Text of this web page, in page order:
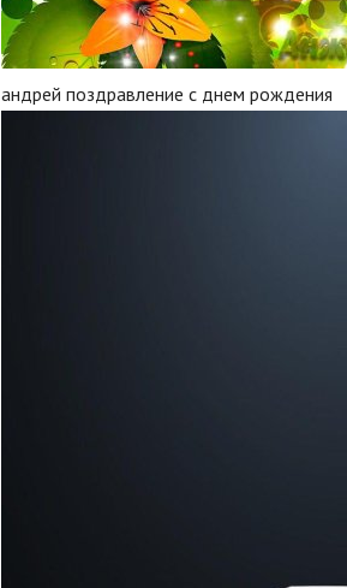
андрей поздравление с днем рождения